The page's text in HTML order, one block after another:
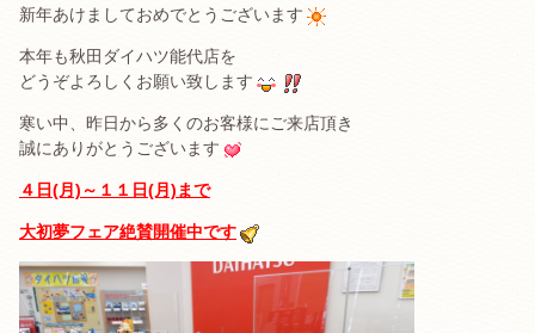
新年あけましておめでとうございます
本年も秋田ダイハツ能代店を
どうぞよろしくお願い致します
寒い中、昨日から多くのお客様にご来店頂き
誠にありがとうございます
４日(月)～１１日(月)まで
大初夢フェア絶賛開催中です